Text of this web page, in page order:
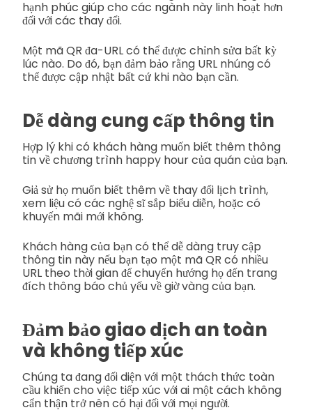
hạnh phúc giúp cho các ngành này linh hoạt hơn
đối với các thay đổi.
Một mã QR đa-URL có thể được chỉnh sửa bất kỳ
lúc nào. Do đó, bạn đảm bảo rằng URL nhúng có
thể được cập nhật bất cứ khi nào bạn cần.
Dễ dàng cung cấp thông tin
Hợp lý khi có khách hàng muốn biết thêm thông
tin về chương trình happy hour của quán của bạn.
Giả sử họ muốn biết thêm về thay đổi lịch trình,
xem liệu có các nghệ sĩ sắp biểu diễn, hoặc có
khuyến mãi mới không.
Khách hàng của bạn có thể dễ dàng truy cập
thông tin này nếu bạn tạo một mã QR có nhiều
URL theo thời gian để chuyển hướng họ đến trang
đích thông báo chủ yếu về giờ vàng của bạn.
Đảm bảo giao dịch an toàn
và không tiếp xúc
Chúng ta đang đối diện với một thách thức toàn
cầu khiến cho việc tiếp xúc với ai một cách không
cẩn thận trở nên có hại đối với mọi người.